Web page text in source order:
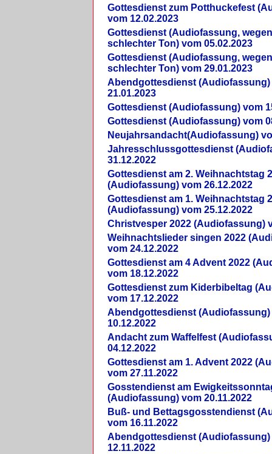
Gottesdienst zum Potthuckefest
vom 12.02.2023
Gottesdienst (Audiofassung,
schlechter Ton) vom 05.02.2023
Gottesdienst (Audiofassung,
schlechter Ton) vom 29.01.2023
Abendgottesdienst (Audiofassung)
21.01.2023
Gottesdienst (Audiofassung) vom
Gottesdienst (Audiofassung) vom
Neujahrsandacht(Audiofassung)
Jahresschlussgottesdienst
31.12.2022
Gottesdienst am 2. Weihnachtstag
(Audiofassung) vom 26.12.2022
Gottesdienst am 1. Weihnachtstag
(Audiofassung) vom 25.12.2022
Christvesper 2022 (Audiofassung)
Weihnachtslieder singen 2022
vom 24.12.2022
Gottesdienst am 4 Advent 2022
vom 18.12.2022
Gottesdienst zum Kiderbibeltag
vom 17.12.2022
Abendgottesdienst (Audiofassung)
10.12.2022
Andacht zum Waffelfest
04.12.2022
Gottesdienst am 1. Advent 2022
vom 27.11.2022
Gosstendienst am
(Audiofassung) vom 20.11.2022
Buß- und Bettagsgosstendienst
vom 16.11.2022
Abendgottesdienst (Audiofassung)
12.11.2022